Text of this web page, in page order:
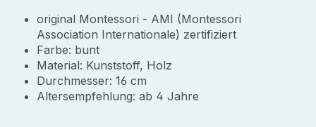
original Montessori - AMI (Montessori
Association Internationale) zertifiziert
Farbe: bunt
Material: Kunststoff, Holz
Durchmesser: 16 cm
Altersempfehlung: ab 4 Jahre